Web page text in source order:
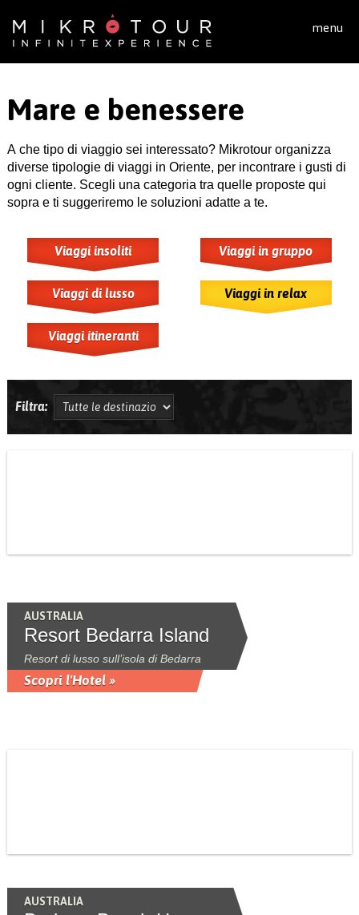
menu
Mare e benessere
A che tipo di viaggio sei interessato? Mikrotour organizza
diverse tipologie di viaggi in Oriente, per incontrare i gusti di
ogni cliente. Scegli una categoria tra quelle proposte qui
sopra e ti suggeriremo le soluzioni adatte a te.
Viaggi insoliti Viaggi in gruppo
Viaggi di lusso Viaggi in relax
Viaggi itineranti
Filtra:
AUSTRALIA
Resort Bedarra Island
Resort di lusso sull’isola di Bedarra
Scopri l'Hotel »
AUSTRALIA